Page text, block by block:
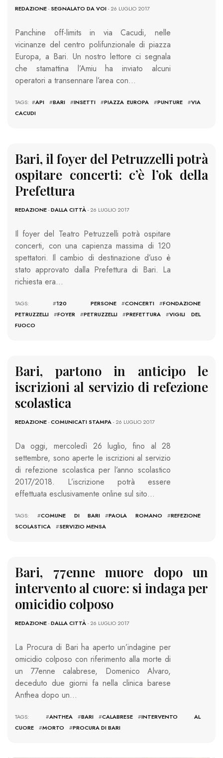
REDAZIONE-SEGNALATO DA VOI- 26 LUGLIO 2017
Panchine off-limits in via Cacudi, nelle
vicinanze del centro polifunzionale di piazza
Europa, a Bari. Un nostro lettore ci segnala
che stamattina l’Amiu ha inviato alcuni
operatori a transennare l’area con…
TAGS: #API #BARI #INSETTI #PIAZZA EUROPA #PUNTURE #VIA
CACUDI
Bari, il foyer del Petruzzelli potrà
ospitare concerti: c’è l’ok della
Prefettura
REDAZIONE-DALLA CITTÀ- 26 LUGLIO 2017
Il foyer del Teatro Petruzzelli potrà ospitare
concerti, con una capienza massima di 120
spettatori. Il cambio di destinazione d’uso è
stato approvato dalla Prefettura di Bari. La
richiesta era…
TAGS: #120 PERSONE #CONCERTI #FONDAZIONE
PETRUZZELLI
#FOYER #PETRUZZELLI #PREFETTURA #VIGILI DEL
FUOCO
Bari, partono in anticipo le
iscrizioni al servizio di refezione
scolastica
REDAZIONE-COMUNICATI STAMPA- 26 LUGLIO 2017
Da oggi, mercoledì 26 luglio, fino al 28
settembre, sono aperte le iscrizioni al servizio
di refezione scolastica per l’anno scolastico
2017/2018. L’iscrizione potrà essere
effettuata esclusivamente online sul sito…
TAGS: #COMUNE DI BARI #PAOLA ROMANO #REFEZIONE
SCOLASTICA
#SERVIZIO MENSA
Bari, 77enne muore dopo un
intervento al cuore: si indaga per
omicidio colposo
REDAZIONE-DALLA CITTÀ- 26 LUGLIO 2017
La Procura di Bari ha aperto un’indagine per
omicidio colposo con riferimento alla morte di
un 77enne calabrese, Domenico Alvaro,
deceduto due giorni fa nella clinica barese
Anthea dopo un…
TAGS: #ANTHEA #BARI #CALABRESE #INTERVENTO AL
CUORE
#MORTO #PROCURA DI BARI